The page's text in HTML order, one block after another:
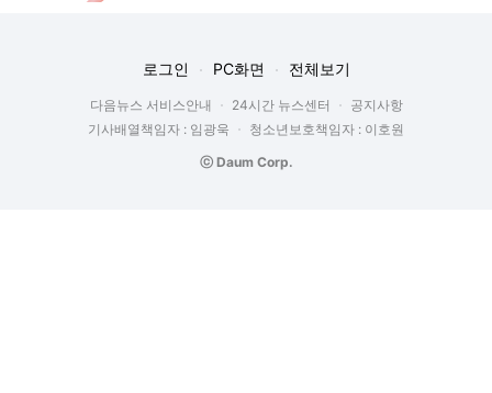
로그인 PC화면 전체보기
다음뉴스 서비스안내 24시간 뉴스센터
공지사항
기사배열책임자 : 임광욱
청소년보호책임자 : 이호원
ⓒ Daum Corp.